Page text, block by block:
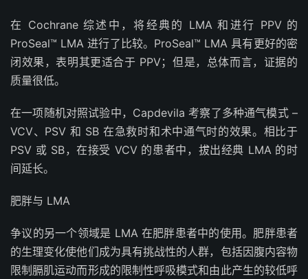
在 Cochrane 综述中，将经典的 LMA 和进行 PPV 的
ProSeal™ LMA 进行了比较。ProSeal™ LMA 具有更好的密
闭效果，表明其更适合于 PPV；但是，总体而言，证据的
质量很低。
在一项随机对照试验中，Capdevila 考察了多种通气模式 –
VCV、PSV 和 SB 在急救时和术中通气时的效果。相比于
PSV 或 SB，在接受 VCV 的患者中，拔出经典 LMA 的时
间延长。
肥胖与 LMA
争议的另一个领域是 LMA 在肥胖患者中的使用。肥胖患者
的生理变化使他们成为具有挑战性的人群，包括因腹内容物
限制膈肌运动而形成的限制性呼吸模式和由此产生的较低呼